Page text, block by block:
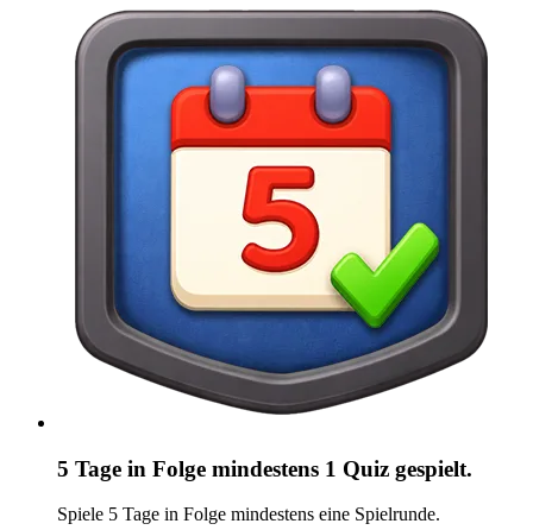
5 Tage in Folge mindestens 1 Quiz gespielt.
Spiele 5 Tage in Folge mindestens eine Spielrunde.